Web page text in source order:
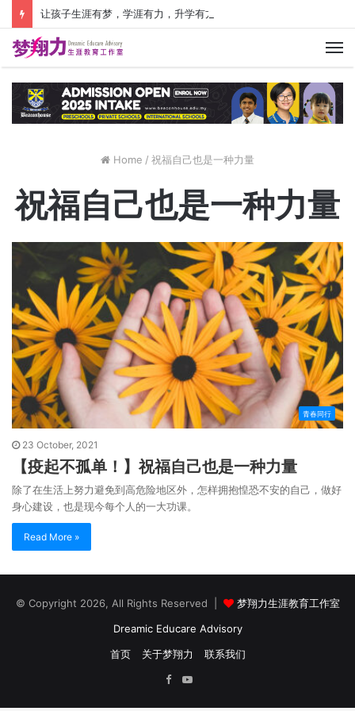
Home / 祝福自己也是一种力量
祝福自己也是一种力量
青春同行
23 October, 2021
【疫起不孤单！】祝福自己也是一种力量
除了在生活上努力避免到高危险地区外，怎样拥抱惶恐不安的自己，做好
身心建设，也是现今每个人的一大功课。
Read More »
© Copyright 2026, All Rights Reserved |
梦翔力生涯教育工作室
Dreamic Educare Advisory
首页
关于梦翔力
联系我们
Facebook
YouTube